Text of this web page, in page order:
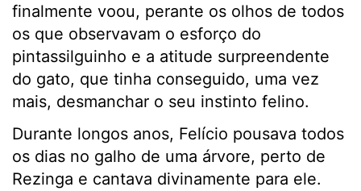
finalmente voou, perante os olhos de todos
os que observavam o esforço do
pintassilguinho e a atitude surpreendente
do gato, que tinha conseguido, uma vez
mais, desmanchar o seu instinto felino.
Durante longos anos, Felício pousava todos
os dias no galho de uma árvore, perto de
Rezinga e cantava divinamente para ele.